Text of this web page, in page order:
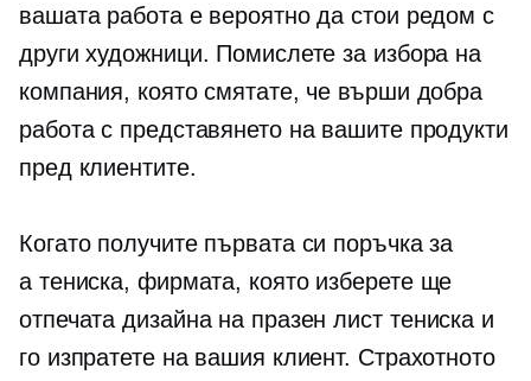
вашата работа е вероятно да стои редом с
други художници. Помислете за избора на
компания, която смятате, че върши добра
работа с представянето на вашите продукти
пред клиентите.
Когато получите първата си поръчка за
a тениска, фирмата, която изберете ще
отпечата дизайна на празен лист тениска и
го изпратете на вашия клиент. Страхотното